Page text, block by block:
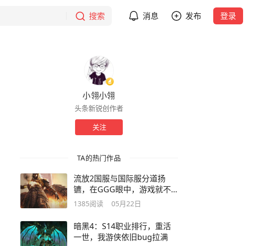
搜索 消息 发布 登录
小翎小翎
头条新锐创作者
关注
TA的热门作品
流放2国服与国际服分道扬
镳，在GGG眼中，游戏就不
该服务于玩家？
1385阅读 05月22日
暗黑4：S14职业排行，重活
一世，我游侠依旧bug拉满